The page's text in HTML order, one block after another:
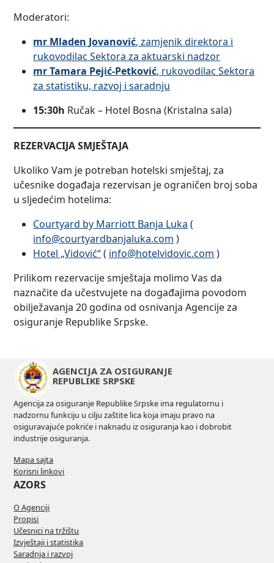
Moderatori:
mr Mladen Jovanović, zamjenik direktora i
rukovodilac Sektora za aktuarski nadzor
mr Tamara Pejić-Petković, rukovodilac Sektora
za statistiku, razvoj i saradnju
15:30h Ručak – Hotel Bosna (Kristalna sala)
REZERVACIJA SMJEŠTAJA
Ukoliko Vam je potreban hotelski smještaj, za
učesnike događaja rezervisan je ograničen broj soba
u sljedećim hotelima:
Courtyard by Marriott Banja Luka (
info@courtyardbanjaluka.com )
Hotel „Vidović“( info@hotelvidovic.com )
Prilikom rezervacije smještaja molimo Vas da
naznačite da učestvujete na događajima povodom
obilježavanja 20 godina od osnivanja Agencije za
osiguranje Republike Srpske.
AGENCIJA ZA OSIGURANJE
REPUBLIKE SRPSKE
Agencija za osiguranje Republike Srpske ima regulatornu i
nadzornu funkciju u cilju zaštite lica koja imaju pravo na
osiguravajuće pokriće i naknadu iz osiguranja kao i dobrobit
industrije osiguranja.
Mapa sajta
Korisni linkovi
AZORS
O Agenciji
Propisi
Učesnici na tržištu
Izvještaji i statistika
Saradnja i razvoj